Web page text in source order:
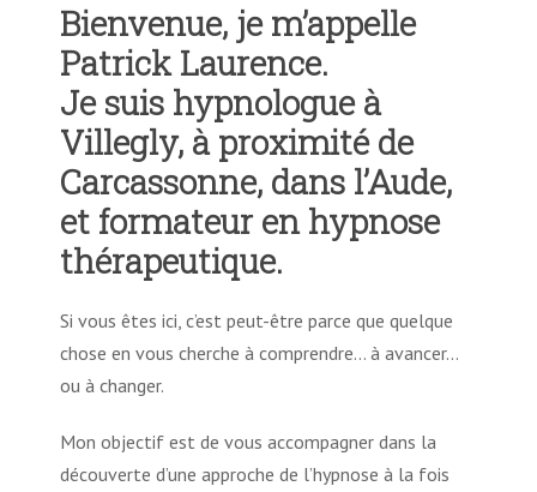
Traumatisme et hypnose
Deuil et hypnose
Phobie et Hypnose
Agoraphobie et Hypnose
Trouble de la sexualité et hypnose
Fausse couche, avortement et hypnose
Bienvenue, je m’appelle
Patrick Laurence.
Je suis hypnologue à
Villegly, à proximité de
Carcassonne, dans l’Aude,
et formateur en hypnose
thérapeutique.
Si vous êtes ici, c’est peut-être parce que quelque
chose en vous cherche à comprendre… à avancer…
ou à changer.
Mon objectif est de vous accompagner dans la
découverte d’une approche de l’hypnose à la fois